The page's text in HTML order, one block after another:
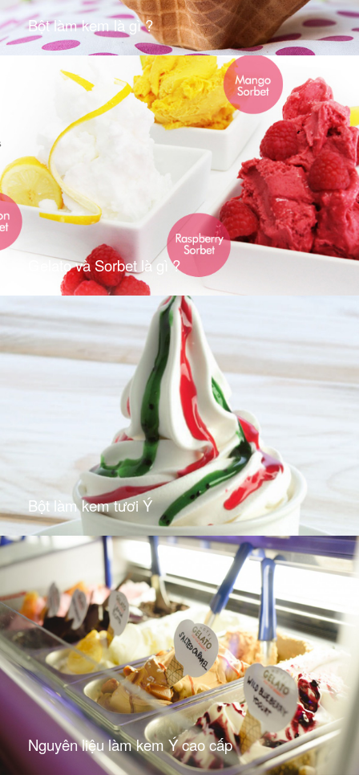
Bột làm kem là gì ?
Gelato và Sorbet là gì ?
Bột làm kem tươi Ý
Nguyên liệu làm kem Ý cao cấp